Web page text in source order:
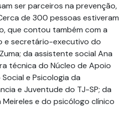
ser parceiros na prevenção,
de 300 pessoas estiveram
que contou também com a
e secretário-executivo do
da assistente social Ana
técnica do Núcleo de Apoio
e Psicologia da
e Juventude do TJ-SP; da
e do psicólogo clínico